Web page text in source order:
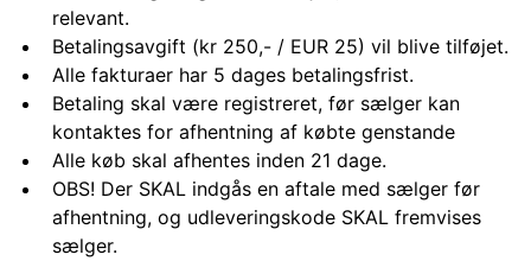
relevant.
Betalingsavgift (kr 250,- / EUR 25) vil blive tilføjet.
Alle fakturaer har 5 dages betalingsfrist.
Betaling skal være registreret, før sælger kan
kontaktes for afhentning af købte genstande
Alle køb skal afhentes inden 21 dage.
OBS! Der SKAL indgås en aftale med sælger før
afhentning, og udleveringskode SKAL fremvises
sælger.